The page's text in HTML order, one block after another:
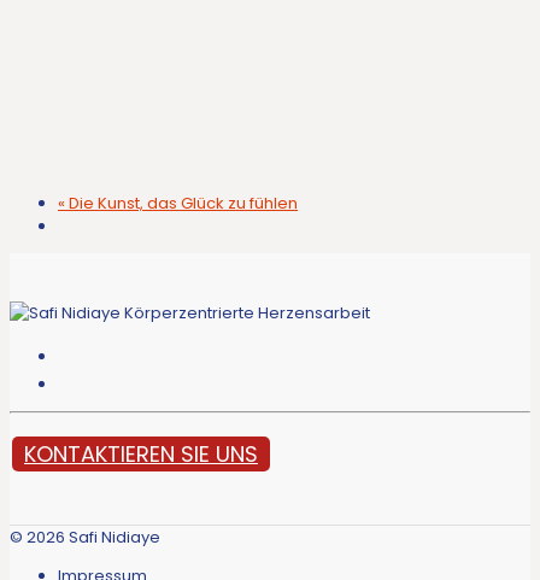
« Die Kunst, das Glück zu fühlen
KONTAKTIEREN SIE UNS
© 2026 Safi Nidiaye